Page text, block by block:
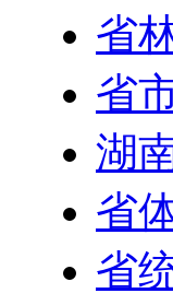
省
省
湖
省
省